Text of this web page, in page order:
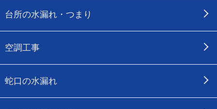
台所の水漏れ・つまり
空調工事
蛇口の水漏れ